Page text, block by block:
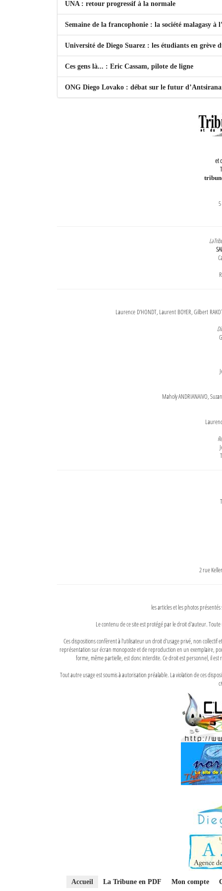
UNA : retour progressif à la normale
Semaine de la francophonie : la société malagasy à
Université de Diego Suarez : les étudiants en grève
Ces gens là... : Eric Cassam, pilote de ligne
ONG Diego Lovako : débat sur le futur
et
Laurence D'HONDT, Laurent BOYER, Gilbert
Maholy ANDRIANAIVO,
2 rue
les articles et les photos
Le contenu de ce site est protégé par le droit d'auteur.
Ces dispositions confèrent à l'utilisateur un droit d'usage privé, non
représentation sur écran monoposte et de reproduction en un exemplaire,
forme, même partielle, est donc interdite. Ce droit est personnel, il
Tout autre usage est soumis à autorisation préalable. La violation de ces
Accueil La Tribune en PDF Mon compte